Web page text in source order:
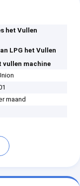
het Vullen
LPG het Vullen
vullen machine
maand